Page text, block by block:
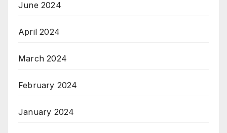
June 2024
April 2024
March 2024
February 2024
January 2024